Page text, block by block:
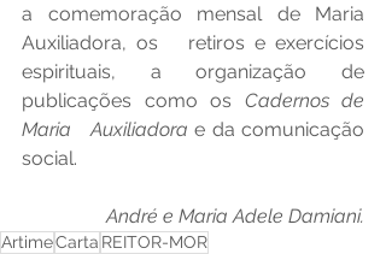
a comemoração mensal de Maria
Auxiliadora, os   retiros e exercícios
espirituais, a organização de
publicações como os Cadernos de
Maria   Auxiliadora e da comunicação
social.
André e Maria Adele Damiani.
ArtimeCarta REITOR-MOR